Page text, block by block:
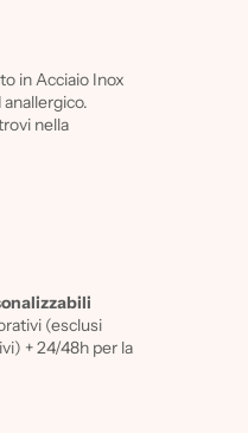
in Acciaio Inox
nella
(esclusi
+ 24/48h per la